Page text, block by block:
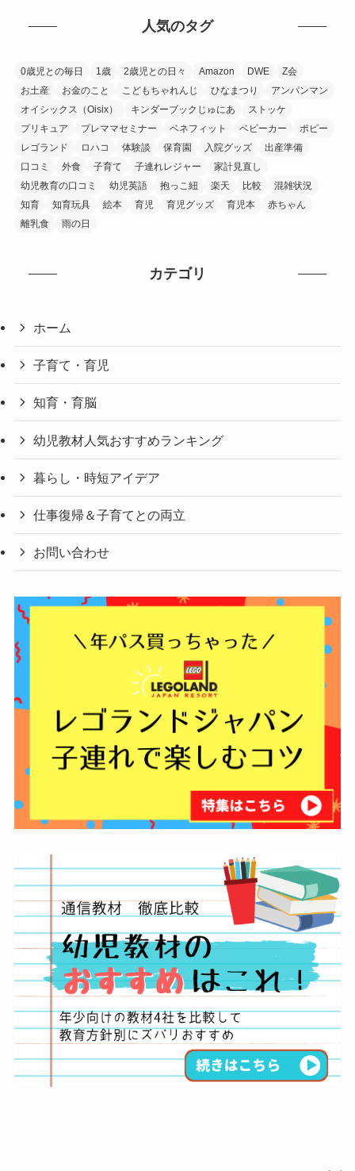
人気のタグ
0歳児との毎日 1歳 2歳児との日々 Amazon DWE
Z会
お土産
お金のこと こどもちゃれんじ ひなまつり
アンパンマン
オイシックス（Oisix）
キンダーブックじゅにあ
ストッケ
プリキュア
プレママセミナー ベネフィット ベビーカー
ポピー
レゴランド
ロハコ 体験談 保育園 入院グッズ
出産準備
口コミ
外食 子育て 子連れレジャー
家計見直し
幼児教育の口コミ
幼児英語 抱っこ紐 楽天 比較
混雑状況
知育
知育玩具 絵本 育児 育児グッズ 育児本
赤ちゃん
離乳食
雨の日
カテゴリ
ホーム
子育て・育児
知育・育脳
幼児教材人気おすすめランキング
暮らし・時短アイデア
仕事復帰＆子育てとの両立
お問い合わせ